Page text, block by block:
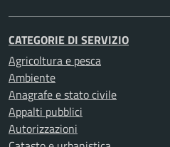
CATEGORIE DI SERVIZIO
Agricoltura e pesca
Ambiente
Anagrafe e stato civile
Appalti pubblici
Autorizzazioni